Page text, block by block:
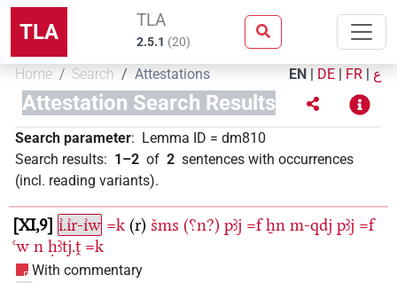
TLA TLA
2.5.1 (20)
Home Search Attestations EN | DE | FR | ع
Attestation Search Results
Search parameter: Lemma ID = dm810
Search results: 1–2 of 2 sentences with occurrences
(incl. reading variants).
XI,9 ı͗.ı͗r-ı͗w =k (r) šms (⸮n?) pꜣj =f ẖn m-qdj pꜣj =f
ꜥw n ḥꜣtj.ṱ =k
With commentary